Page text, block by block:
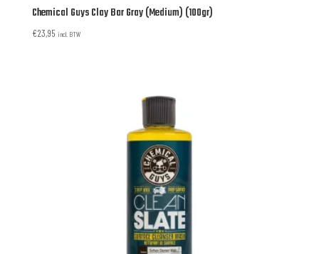
Chemical Guys Clay Bar Gray (Medium) (100gr)
€23,95 incl. BTW